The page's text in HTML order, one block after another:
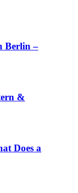
Berlin –
&
Does a